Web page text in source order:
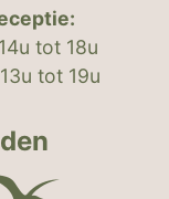
tot 18u
tot 19u